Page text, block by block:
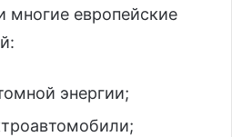
многие европейские
энергии;